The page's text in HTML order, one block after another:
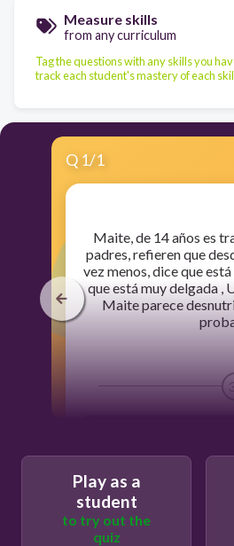
Measure skills
from any curriculum
Tag the questions with any skills you
track each student's mastery of each
Q 1/1
​Maite, de 14 años es
padres, refieren que
vez menos, dice que
que está muy delgada ,
Maite parece
Play as a
student
to try out the
quiz